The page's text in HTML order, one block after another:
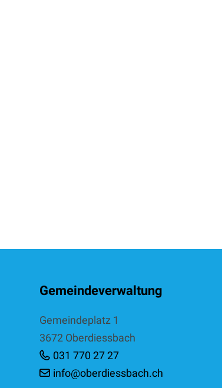
Footer
Gemeindeverwaltung
Gemeindeplatz 1
3672 Oberdiessbach
031 770 27 27
info@oberdiessbach.ch